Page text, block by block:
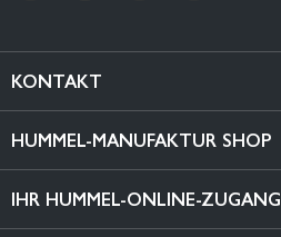
KONTAKT
HUMMEL-MANUFAKTUR SHOP
IHR HUMMEL-ONLINE-ZUGANG